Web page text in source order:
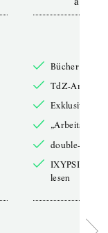
Bücher online
TdZ-Artikel
Exklusive
double-
lesen